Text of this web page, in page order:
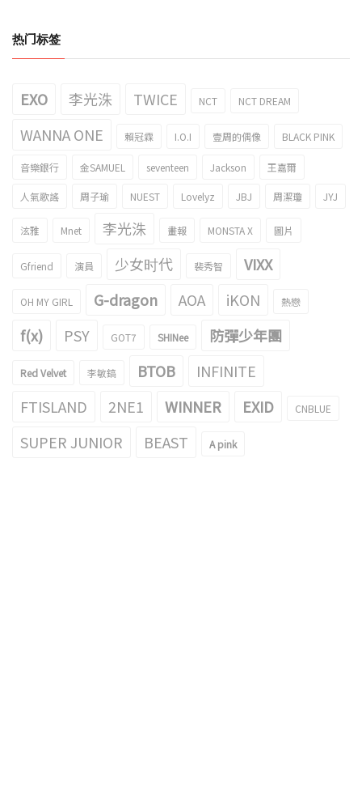
热门标签
EXO 李光洙 TWICE NCT NCT DREAM
WANNA ONE 賴冠霖 I.O.I 壹周的偶像 BLACK PINK
音樂銀行 金SAMUEL seventeen Jackson 王嘉爾
人氣歌謠 周子瑜 NUEST Lovelyz JBJ 周潔瓊 JYJ
泫雅 Mnet 李光洙 畫報 MONSTA X 圖片
Gfriend 演員 少女时代 裴秀智 VIXX
OH MY GIRL G-dragon AOA iKON 熱戀
f(x) PSY GOT7 SHINee 防彈少年團
Red Velvet 李敏鎬 BTOB
INFINITE
FTISLAND
2NE1 WINNER EXID CNBLUE
SUPER JUNIOR BEAST A pink